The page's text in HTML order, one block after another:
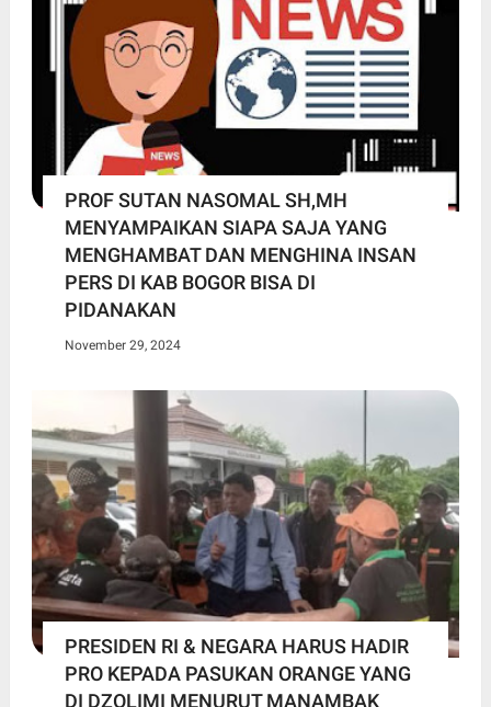
PROF SUTAN NASOMAL SH,MH
MENYAMPAIKAN SIAPA SAJA YANG
MENGHAMBAT DAN MENGHINA INSAN
PERS DI KAB BOGOR BISA DI
PIDANAKAN
November 29, 2024
PRESIDEN RI & NEGARA HARUS HADIR
PRO KEPADA PASUKAN ORANGE YANG
DI DZOLIMI MENURUT MANAMBAK